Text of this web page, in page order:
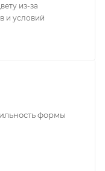
из-за
и условий
формы